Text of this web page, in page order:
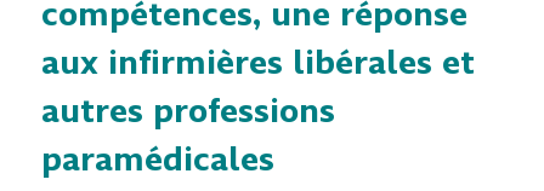
compétences, une réponse
aux infirmières libérales et
autres professions
paramédicales